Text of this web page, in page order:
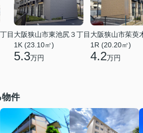
目 大阪狭山市東池尻３丁目
1K (23.10㎡)
5.3万円
大阪狭山市茱萸
1R (20.20㎡)
4.2万円
物件